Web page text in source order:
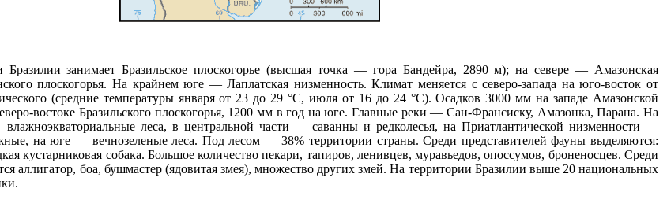
занимает Бразильское плоскогорье (высшая точка — гора Бандейра, 2890 м); на севере — Амазонская
плоскогорья. На крайнем юге — Лаплатская низменность. Климат меняется с северо-запада на юго-восток от
(средние температуры января от 23 до 29 °С, июля от 16 до 24 °С). Осадков 3000 мм на западе Амазонской
востоке Бразильского плоскогорья, 1200 мм в год на юге. Главные реки — Сан-Франсиску, Амазонка, Парана. На
леса, в центральной части — саванны и редколесья, на Приатлантической низменности —
на юге — вечнозеленые леса. Под лесом — 38% территории страны. Среди представителей фауны выделяются:
кустарниковая собака. Большое количество пекари, тапиров, ленивцев, муравьедов, опоссумов, броненосцев. Среди
аллигатор, боа, бушмастер (ядовитая змея), множество других змей. На территории Бразилии выше 20 национальных